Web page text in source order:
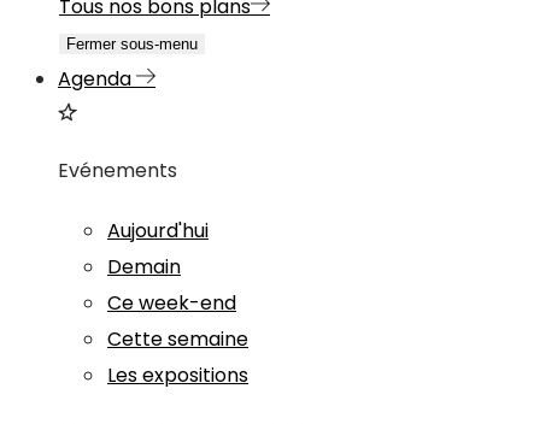
Tous nos bons plans
Fermer sous-menu
Agenda
Evénements
Aujourd'hui
Demain
Ce week-end
Cette semaine
Les expositions